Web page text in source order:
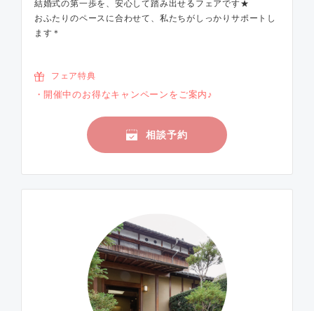
結婚式の第一歩を、安心して踏み出せるフェアです★
おふたりのペースに合わせて、私たちがしっかりサポートし
ます＊
フェア特典
開催中のお得なキャンペーンをご案内♪
相談予約